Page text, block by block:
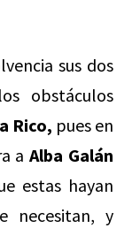
sus dos
obstáculos
Rico, pues en
aAlba Galán
estas hayan
necesitan, y